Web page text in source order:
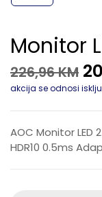
Monitor
226,96KM
akcija se odnosi
AOC Monitor LED
HDR10 0.5ms